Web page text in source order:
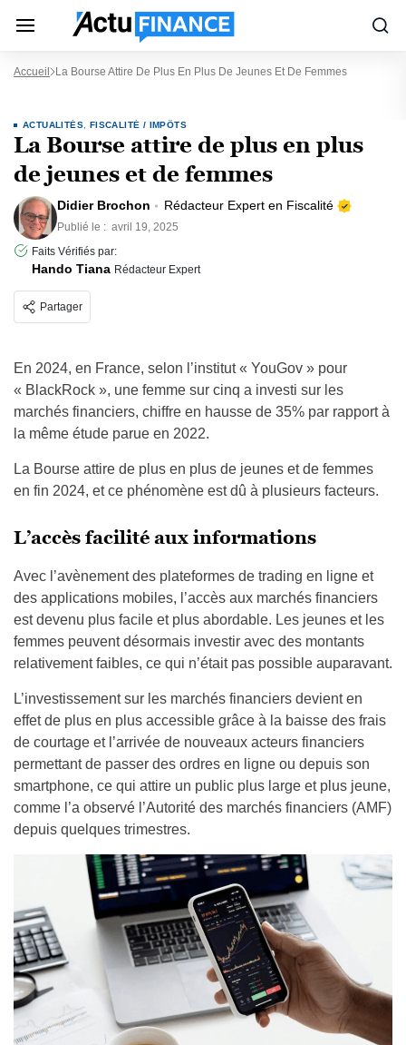
Accueil La Bourse Attire De Plus En Plus De Jeunes Et De Femmes
ACTUALITÉS FISCALITÉ / IMPÔTS
La Bourse attire de plus en plus
de jeunes et de femmes
Didier Brochon Rédacteur Expert en Fiscalité
Publié le : avril 19, 2025
Faits Vérifiés par:
Hando Tiana Rédacteur Expert
Partager
En 2024, en France, selon l’institut « YouGov » pour
« BlackRock », une femme sur cinq a investi sur les
marchés financiers, chiffre en hausse de 35% par rapport à
la même étude parue en 2022.
La Bourse attire de plus en plus de jeunes et de femmes
en fin 2024, et ce phénomène est dû à plusieurs facteurs.
L’accès facilité aux informations
Avec l’avènement des plateformes de trading en ligne et
des applications mobiles, l’accès aux marchés financiers
est devenu plus facile et plus abordable. Les jeunes et les
femmes peuvent désormais investir avec des montants
relativement faibles, ce qui n’était pas possible auparavant.
L’investissement sur les marchés financiers devient en
effet de plus en plus accessible grâce à la baisse des frais
de courtage et l’arrivée de nouveaux acteurs financiers
permettant de passer des ordres en ligne ou depuis son
smartphone, ce qui attire un public plus large et plus jeune,
comme l’a observé l’Autorité des marchés financiers (AMF)
depuis quelques trimestres.